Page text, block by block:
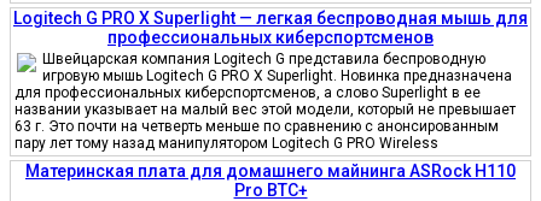
Logitech G PRO X Superlight — легкая беспроводная мышь для
профессиональных киберспортсменов
Швейцарская компания Logitech G представила беспроводную
игровую мышь Logitech G PRO X Superlight. Новинка предназначена
для профессиональных киберспортсменов, а слово Superlight в ее
названии указывает на малый вес этой модели, который не превышает
63 г. Это почти на четверть меньше по сравнению с анонсированным
пару лет тому назад манипулятором Logitech G PRO Wireless
Материнская плата для домашнего майнинга ASRock H110
Pro BTC+